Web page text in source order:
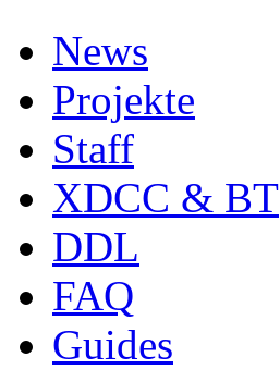
News
Projekte
Staff
XDCC & BT
DDL
FAQ
Guides